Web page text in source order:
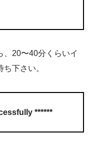
、20〜40分くらいイ
下さい。
******